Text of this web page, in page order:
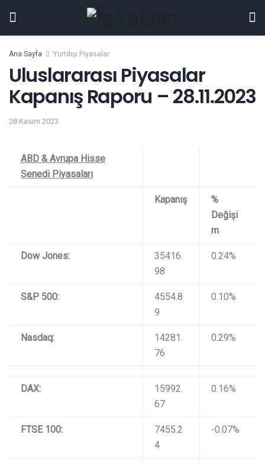
Ana Sayfa Yurtdışı Piyasalar
Uluslararası Piyasalar
Kapanış Raporu – 28.11.2023
28 Kasım 2023
ABD & Avrupa Hisse
Senedi Piyasaları
Kapanış
%
Değişi
m
Dow Jones:
35416.
98
0.24%
S&P 500:
4554.8
9
0.10%
Nasdaq:
14281.
76
0.29%
DAX:
15992.
67
0.16%
FTSE 100:
7455.2
4
-0.07%